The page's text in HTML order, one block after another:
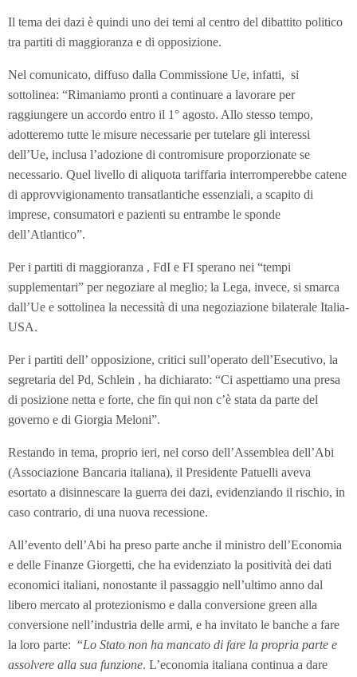
Il tema dei dazi è quindi uno dei temi al centro del dibattito politico
tra partiti di maggioranza e di opposizione.
Nel comunicato, diffuso dalla Commissione Ue, infatti, si
sottolinea: “Rimaniamo pronti a continuare a lavorare per
raggiungere un accordo entro il 1° agosto. Allo stesso tempo,
adotteremo tutte le misure necessarie per tutelare gli interessi
dell’Ue, inclusa l’adozione di contromisure proporzionate se
necessario. Quel livello di aliquota tariffaria interromperebbe catene
di approvvigionamento transatlantiche essenziali, a scapito di
imprese, consumatori e pazienti su entrambe le sponde
dell’Atlantico”.
Per i partiti di maggioranza , FdI e FI sperano nei “tempi
supplementari” per negoziare al meglio; la Lega, invece, si smarca
dall’Ue e sottolinea la necessità di una negoziazione bilaterale Italia-
USA.
Per i partiti dell’ opposizione, critici sull’operato dell’Esecutivo, la
segretaria del Pd, Schlein , ha dichiarato: “Ci aspettiamo una presa
di posizione netta e forte, che fin qui non c’è stata da parte del
governo e di Giorgia Meloni”.
Restando in tema, proprio ieri, nel corso dell’Assemblea dell’Abi
(Associazione Bancaria italiana), il Presidente Patuelli aveva
esortato a disinnescare la guerra dei dazi, evidenziando il rischio, in
caso contrario, di una nuova recessione.
All’evento dell’Abi ha preso parte anche il ministro dell’Economia
e delle Finanze Giorgetti, che ha evidenziato la positività dei dati
economici italiani, nonostante il passaggio nell’ultimo anno dal
libero mercato al protezionismo e dalla conversione green alla
conversione nell’industria delle armi, e ha invitato le banche a fare
la loro parte: “Lo Stato non ha mancato di fare la propria parte e
assolvere alla sua funzione. L’economia italiana continua a dare